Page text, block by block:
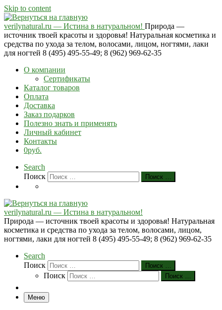
Skip to content
verilynatural.ru — Истина в натуральном! Природа —
источник твоей красоты и здоровья! Натуральная косметика и
средства по ухода за телом, волосами, лицом, ногтями, лаки
для ногтей 8 (495) 495-55-49; 8 (962) 969-62-35
О компании
Сертификаты
Каталог товаров
Оплата
Доставка
Заказ подарков
Полезно знать и применять
Личный кабинет
Контакты
0руб.
Search
Поиск
Поиск …
verilynatural.ru — Истина в натуральном!
Природа — источник твоей красоты и здоровья! Натуральная
косметика и средства по ухода за телом, волосами, лицом,
ногтями, лаки для ногтей 8 (495) 495-55-49; 8 (962) 969-62-35
Search
Поиск
Поиск …
Поиск Поиск …
Меню